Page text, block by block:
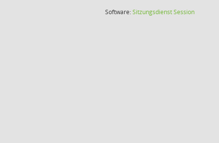
Software:SitzungsdienstSession(Wird in